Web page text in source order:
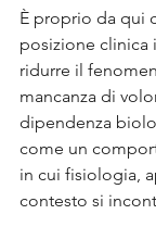
È proprio da qui
posizione clinica
ridurre il
mancanza di
dipendenza
come un
in cui fisiologia,
contesto si